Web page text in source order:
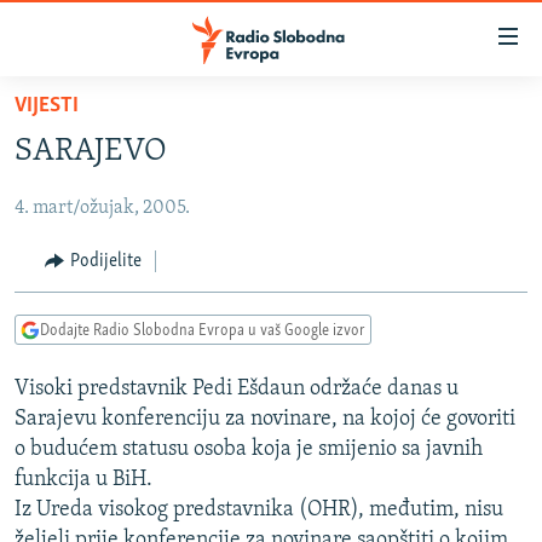
Pređite
glavni
Pređite
Pređite
pretragu
BOSNA I HERCEGOVINA
SRBIJA
KOSOVO
VIZUELNO
VIDEO
FOTOGALERIJE
INFOGRAFIKE
PODCASTI
RAT U UKRAJINI
KINA NA BALKANU
RSE PRIČE IZ SVIJETA
VIJESTI
SARAJEVO
4. mart/ožujak, 2005.
Podijelite
Dodajte Radio Slobodna Evropa u vaš Google izvor
Visoki predstavnik Pedi Ešdaun održaće danas u
Sarajevu konferenciju za novinare, na kojoj će govoriti
o budućem statusu osoba koja je smijenio sa javnih
funkcija u BiH.
Iz Ureda visokog predstavnika (OHR), međutim, nisu